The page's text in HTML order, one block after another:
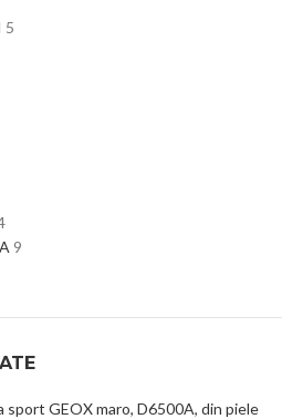
5
9
sport GEOX maro, D6500A, din piele